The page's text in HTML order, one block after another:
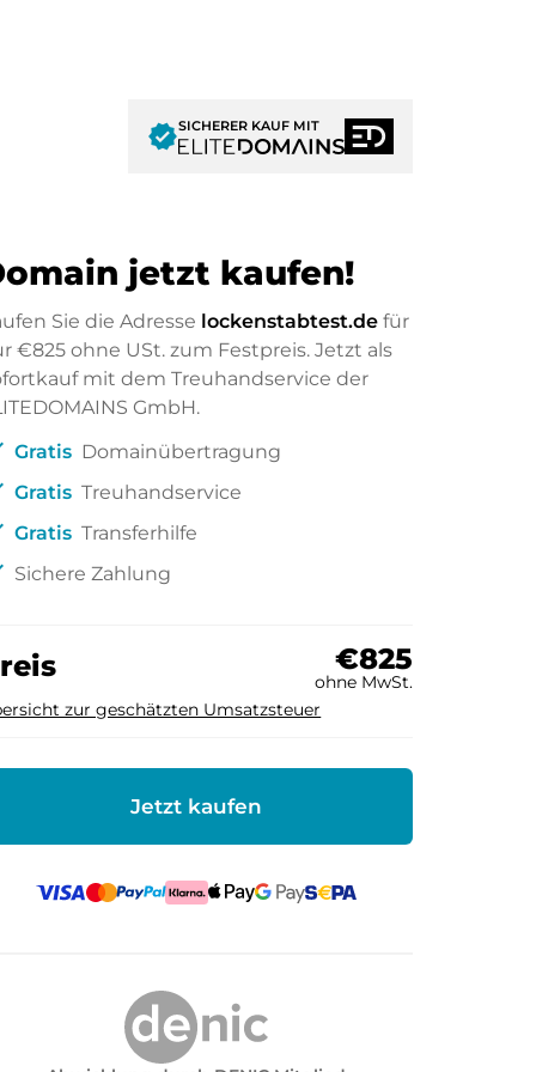
verifiedSICHERER KAUF MIT
jetzt kaufen!
Sie die Adresse lockenstabtest.de für
€825ohne USt. zum Festpreis. Jetzt als
mit dem Treuhandservice der
GmbH.
Gratis Domainübertragung
Gratis Treuhandservice
Gratis Transferhilfe
Sichere Zahlung
€825
ohne MwSt.
zur geschätzten Umsatzsteuer
Jetzt kaufen